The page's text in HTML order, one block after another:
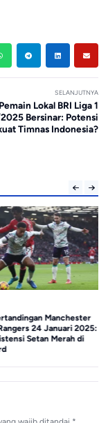
SELANJUTNYA
Lokal BRI Liga 1
Bersinar: Potensi
Timnas Indonesia?
Manchester
24 Januari 2025:
Setan Merah di